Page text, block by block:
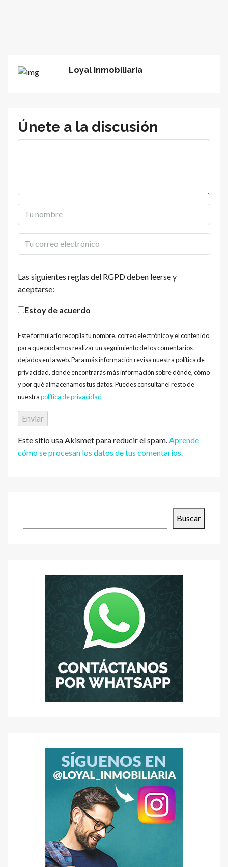
Loyal Inmobiliaria
Únete a la discusión
Las siguientes reglas del RGPD deben leerse y
aceptarse:
Estoy de acuerdo
Este formulario recopila tu nombre, correo electrónico y el contenido
para que podamos realizar un seguimiento de los comentarios
dejados en la web. Para más información revisa nuestra política de
privacidad, donde encontrarás más información sobre dónde, cómo
y por qué almacenamos tus datos. Puedes consultar el resto de
nuestrapolítica de privacidad
Este sitio usa Akismet para reducir el spam.Aprende
cómo se procesan los datos de tus comentarios.
Buscar